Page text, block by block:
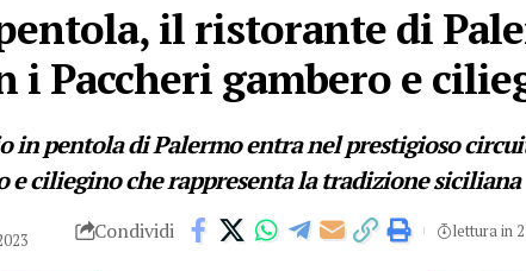
il ristorante di
i Paccheri gambero e
in pentola di Palermo entra nel prestigioso
e ciliegino che rappresenta la tradizione siciliana
Condividi lettura in